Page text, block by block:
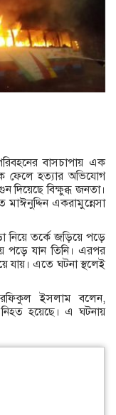
বাসচাপায় এক
ফেলে হত্যার অভিযোগ
বিক্ষুব্ধ জনতা।
একরামুন্নেসা
নিয়ে তর্কে জড়িয়ে পড়ে
পড়ে যান তিনি। এরপর
যায়। এতে ঘটনা স্থলেই
রফিকুল ইসলাম বলেন,
হয়েছে। এ ঘটনায়